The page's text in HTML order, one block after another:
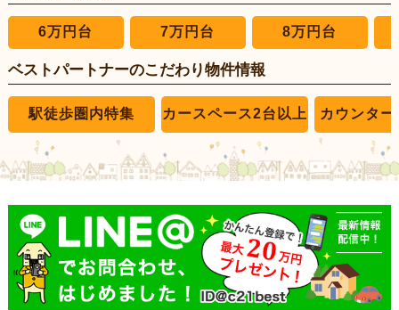
6万円台 7万円台 8万円台
ベストパートナーのこだわり物件情報
駅徒歩圏内特集 カースペース2台以上 カウンタ